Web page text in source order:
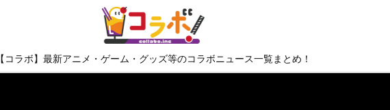
【コラボ】最新アニメ・ゲーム・グッズ等のコラボニュース一覧まとめ！